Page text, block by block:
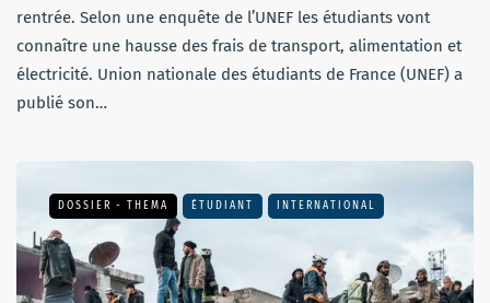
rentrée. Selon une enquête de l’UNEF les étudiants vont
connaître une hausse des frais de transport, alimentation et
électricité. Union nationale des étudiants de France (UNEF) a
publié son…
DOSSIER - THEMA ÉTUDIANT INTERNATIONAL